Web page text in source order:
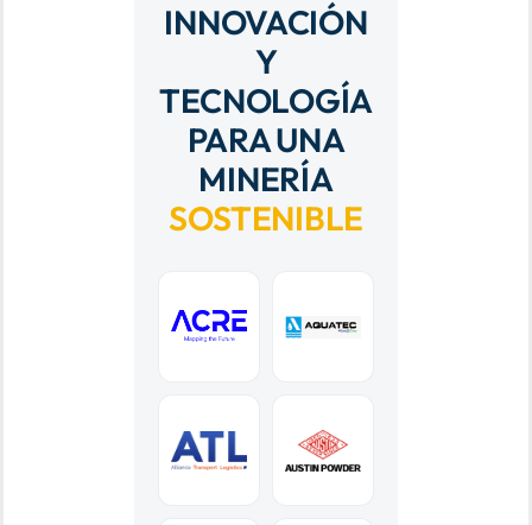
INNOVACIÓN
Y
TECNOLOGÍA
PARA UNA
MINERÍA
SOSTENIBLE